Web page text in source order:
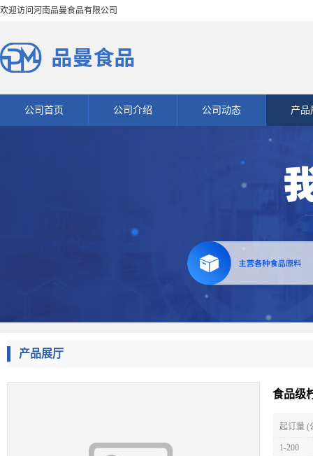
欢迎访问河南品曼食品有限公司
公司首页 公司介绍 公司动态 产品
产品展厅
食品级
起订量 (
1-200